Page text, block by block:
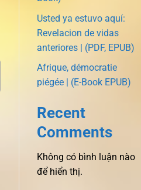
Usted ya estuvo aquí:
Revelacion de vidas
anteriores | (PDF, EPUB)
Afrique, démocratie
piégée | (E-Book EPUB)
Recent
Comments
Không có bình luận nào
để hiển thị.